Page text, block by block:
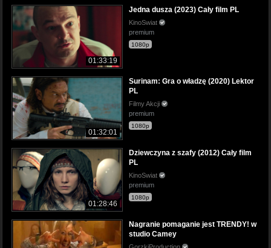
01:33:19
Jedna dusza (2023) Cały film PL
KinoSwiat
premium
1080p
01:32:01
Surinam: Gra o władzę (2020) Lektor
PL
Filmy Akcji
premium
1080p
01:28:46
Dziewczyna z szafy (2012) Cały film
PL
KinoSwiat
premium
1080p
Nagranie pomaganie jest TRENDY! w
studio Camey